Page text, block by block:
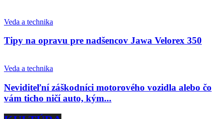
Veda a technika
Tipy na opravu pre nadšencov Jawa Velorex 350
Veda a technika
Neviditeľní záškodníci motorového vozidla alebo čo
vám ticho ničí auto, kým...